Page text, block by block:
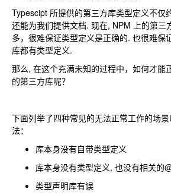
Typescipt 所提供的第三方库类型定义不仅
还能为我们提供文档. 现在, NPM 上的第三
多，很难保证类型定义是正确的. 也很难保
库都有类型定义.
那么, 在这个充满未知的过程中，如何才能
的第三方库呢？
下面列举了四种常见的无法正常工作的场
法：
库本身没有自带类型定义
库本身没有类型定义, 也没有相关的
类型声明库有误